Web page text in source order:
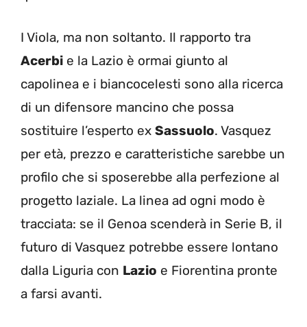
I Viola, ma non soltanto. Il rapporto tra
Acerbi e la Lazio è ormai giunto al
capolinea e i biancocelesti sono alla ricerca
di un difensore mancino che possa
sostituire l’esperto ex Sassuolo. Vasquez
per età, prezzo e caratteristiche sarebbe un
profilo che si sposerebbe alla perfezione al
progetto laziale. La linea ad ogni modo è
tracciata: se il Genoa scenderà in Serie B, il
futuro di Vasquez potrebbe essere lontano
dalla Liguria con Lazio e Fiorentina pronte
a farsi avanti.